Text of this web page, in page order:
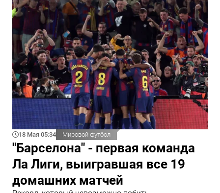
18 Мая 05:34 Мировой футбол
"Барселона" - первая команда
Ла Лиги, выигравшая все 19
домашних матчей